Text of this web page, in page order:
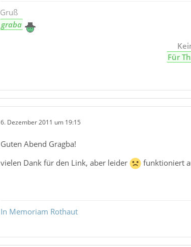
Gruß
graba
Für
6. Dezember 2011 um 19:15
Guten Abend Gragba!
vielen Dank für den Link, aber leider
funktioniert
In Memoriam Rothaut